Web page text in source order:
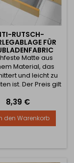
RUTSCH-
FÜR
/ 1M
Matte aus
Material, das
und leicht zu
ist. Der Preis gilt
Preis
8,39 €
den Warenkorb